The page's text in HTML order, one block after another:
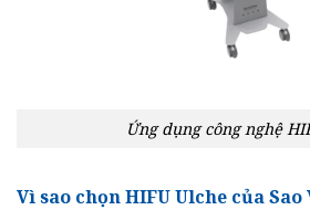
Ứng dụng công nghệ
Vì sao chọn HIFU Ulche của